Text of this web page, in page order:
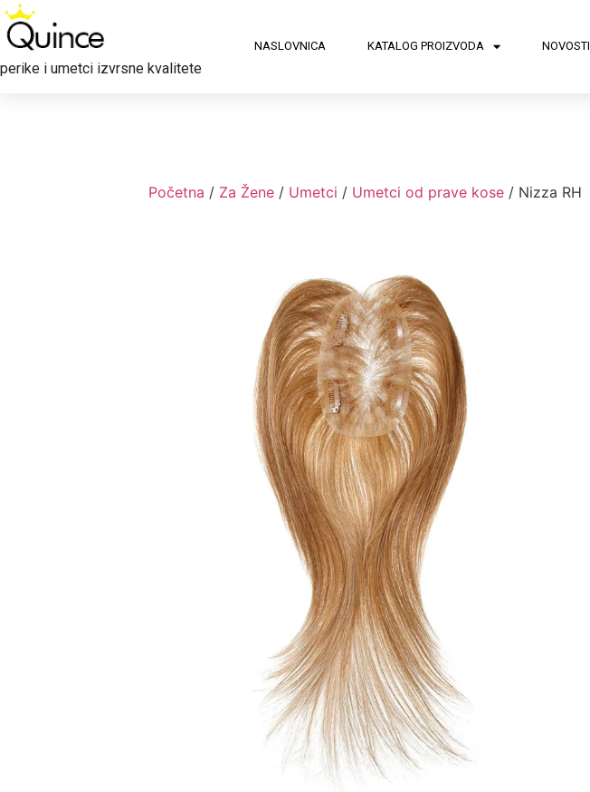
perike i umetci izvrsne kvalitete
NASLOVNICA KATALOG PROIZVODA NOVOSTI
Početna / Za Žene/ Umetci / Umetci od prave kose/ Nizza RH